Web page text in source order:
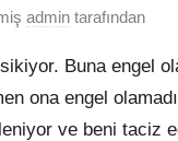
admin tarafından
Buna engel
ona engel
ve beni taciz